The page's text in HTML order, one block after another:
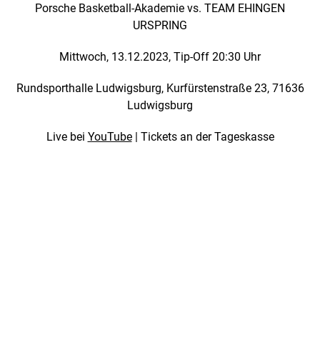
Porsche Basketball-Akademie vs. TEAM EHINGEN
URSPRING
Mittwoch, 13.12.2023, Tip-Off 20:30 Uhr
Rundsporthalle Ludwigsburg, Kurfürstenstraße 23, 71636
Ludwigsburg
Live bei YouTube| Tickets an der Tageskasse